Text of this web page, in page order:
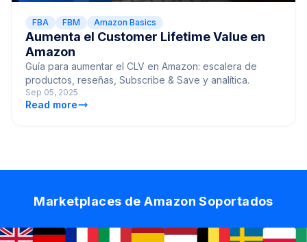
FBA FBM Amazon Basics
Aumenta el Customer Lifetime Value en
Amazon
Guía para aumentar el CLV en Amazon: escalera de
productos, reseñas, Subscribe & Save y analítica.
Sep 05, 2025
Read more
Marketplaces de Amazon Soportados